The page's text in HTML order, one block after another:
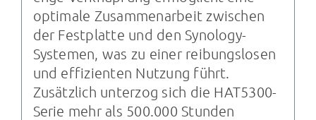
optimale Zusammenarbeit zwischen
der Festplatte und den Synology-
Systemen, was zu einer reibungslosen
und effizienten Nutzung führt.
Zusätzlich unterzog sich die HAT5300-
Serie mehr als 500.000 Stunden